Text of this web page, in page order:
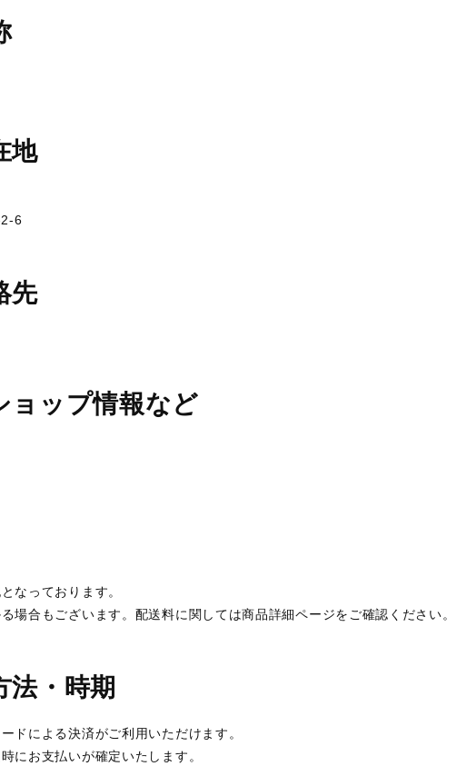
地
6
先
ョップ情報など
なっております。
場合もございます。配送料に関しては商品詳細ページをご確認ください。
法・時期
ドによる決済がご利用いただけます。
にお支払いが確定いたします。